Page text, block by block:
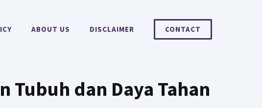
ABOUT US DISCLAIMER CONTACT
Tubuh dan Daya Tahan